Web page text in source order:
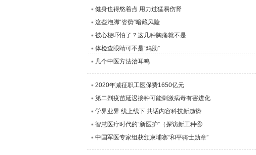
健身也得悠着点 用力过猛易伤肾
这些泡脚“姿势”暗藏风险
被心梗吓怕了？这几种胸痛就不是
体检查眼睛可不是“鸡肋”
几个中医方法治耳鸣
2020年减征职工医保费1650亿元
第二剂疫苗延迟接种可能刺激病毒有害进化
学界业界 线上线下 共话内容科技新趋势
智慧医疗时代的“新医护”（探访新工种④
中国军医专家组获颁柬埔寨“和平骑士勋章”